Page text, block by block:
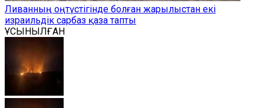
Ливанның оңтүстігінде болған жарылыстан екі
израильдік сарбаз қаза тапты
ҰСЫНЫЛҒАН